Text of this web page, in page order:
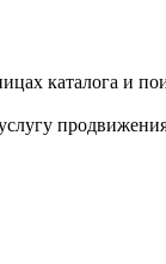
каталога и